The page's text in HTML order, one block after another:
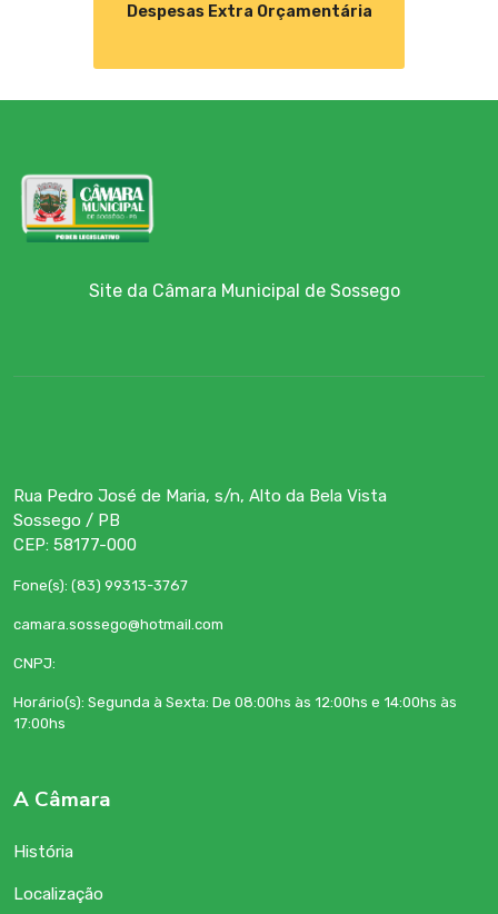
Despesas Extra Orçamentária
Site da Câmara Municipal de Sossego
Rua Pedro José de Maria, s/n, Alto da Bela Vista
Sossego / PB
CEP: 58177-000
Fone(s): (83) 99313-3767
camara.sossego@hotmail.com
CNPJ:
Horário(s): Segunda à Sexta: De 08:00hs às 12:00hs e 14:00hs às
17:00hs
A Câmara
História
Localização